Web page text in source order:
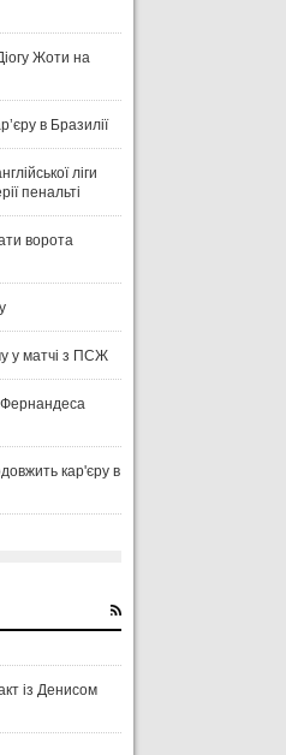
Жоти на
в Бразилії
ліги
пенальті
ворота
у матчі з ПСЖ
Фернандеса
кар'єру в
із Денисом